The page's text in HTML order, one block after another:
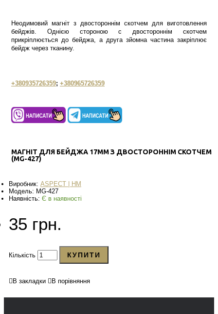
Неодимовий магніт з двостороннім скотчем для виготовлення
бейджів. Однією стороною с двостороннім скотчем
прикріплюється до бейджа, а друга зйомна частина закріплює
бейдж через тканину.
+380935726359; +380965726359
МАГНІТ ДЛЯ БЕЙДЖА 17ММ З ДВОСТОРОННІМ СКОТЧЕМ
(MG-427)
Виробник: ASPECT | HM
Модель: MG-427
Наявність: Є в наявності
35 грн.
Кількість КУПИТИ
В закладки В порівняння